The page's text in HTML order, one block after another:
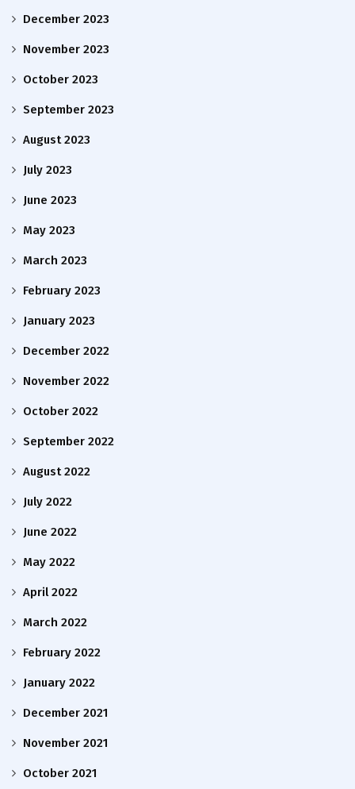
December 2023
November 2023
October 2023
September 2023
August 2023
July 2023
June 2023
May 2023
March 2023
February 2023
January 2023
December 2022
November 2022
October 2022
September 2022
August 2022
July 2022
June 2022
May 2022
April 2022
March 2022
February 2022
January 2022
December 2021
November 2021
October 2021